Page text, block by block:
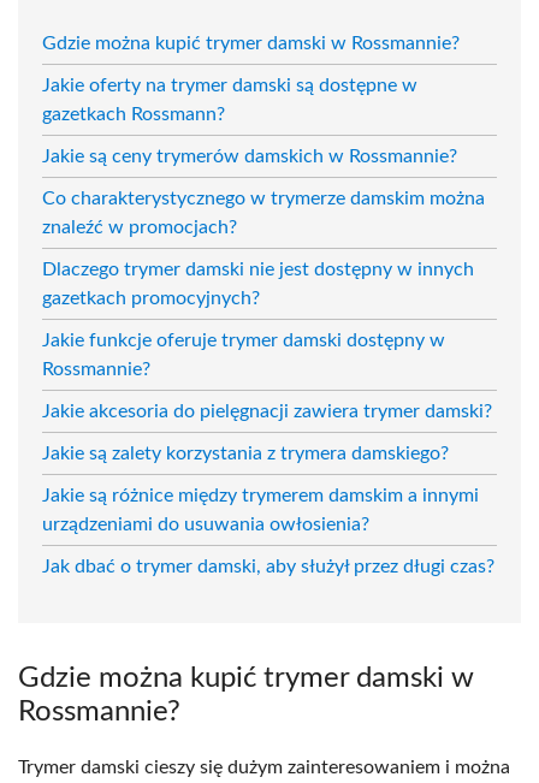
Gdzie można kupić trymer damski w Rossmannie?
Jakie oferty na trymer damski są dostępne w
gazetkach Rossmann?
Jakie są ceny trymerów damskich w Rossmannie?
Co charakterystycznego w trymerze damskim można
znaleźć w promocjach?
Dlaczego trymer damski nie jest dostępny w innych
gazetkach promocyjnych?
Jakie funkcje oferuje trymer damski dostępny w
Rossmannie?
Jakie akcesoria do pielęgnacji zawiera trymer damski?
Jakie są zalety korzystania z trymera damskiego?
Jakie są różnice między trymerem damskim a innymi
urządzeniami do usuwania owłosienia?
Jak dbać o trymer damski, aby służył przez długi czas?
Gdzie można kupić trymer damski w
Rossmannie?
Trymer damski cieszy się dużym zainteresowaniem i można